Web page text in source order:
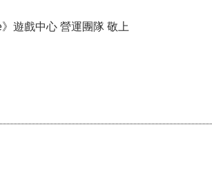
》遊戲中心 營運團隊 敬上